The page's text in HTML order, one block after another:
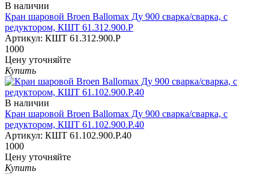
В наличии
Кран шаровой Broen Ballomax Ду 900 сварка/сварка, с
редуктором, КШТ 61.312.900.Р
Артикул: КШТ 61.312.900.Р
1000
Цену уточняйте
Купить
В наличии
Кран шаровой Broen Ballomax Ду 900 сварка/сварка, с
редуктором, КШТ 61.102.900.Р.40
Артикул: КШТ 61.102.900.Р.40
1000
Цену уточняйте
Купить